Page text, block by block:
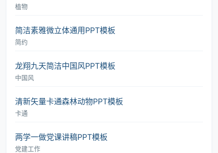
植物
简洁素雅微立体通用PPT模板
简约
龙翔九天简洁中国风PPT模板
中国风
清新矢量卡通森林动物PPT模板
卡通
两学一做党课讲稿PPT模板
党建工作